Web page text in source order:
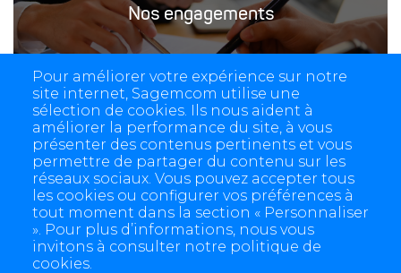
Nos engagements
Pour améliorer votre expérience sur notre
site internet, Sagemcom utilise une
sélection de cookies. Ils nous aident à
améliorer la performance du site, à vous
présenter des contenus pertinents et vous
permettre de partager du contenu sur les
réseaux sociaux. Vous pouvez accepter tous
les cookies ou configurer vos préférences à
tout moment dans la section « Personnaliser
». Pour plus d’informations, nous vous
invitons à consulter notre politique de
cookies.